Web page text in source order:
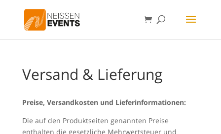
Versand & Lieferung
Preise, Versandkosten und Lieferinformationen:
Die auf den Produktseiten genannten Preise
enthalten die gesetzliche Mehrwertsteuer und